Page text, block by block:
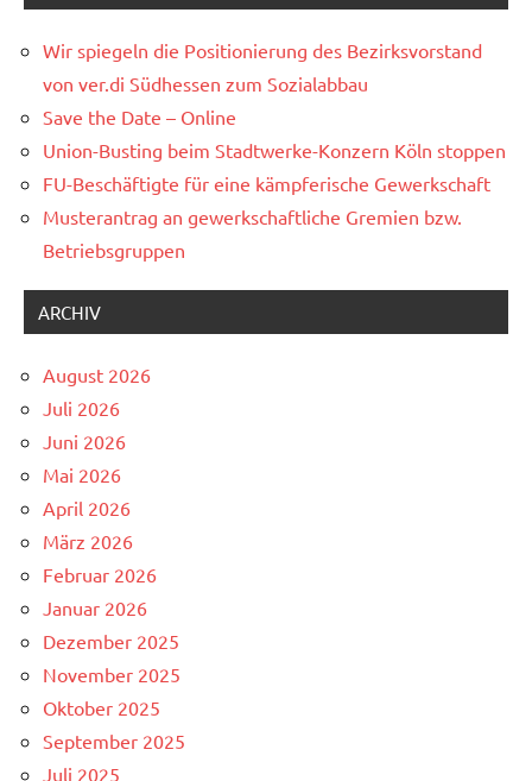
Wir spiegeln die Positionierung des Bezirksvorstand
von ver.di Südhessen zum Sozialabbau
Save the Date – Online
Union-Busting beim Stadtwerke-Konzern Köln stoppen
FU-Beschäftigte für eine kämpferische Gewerkschaft
Musterantrag an gewerkschaftliche Gremien bzw.
Betriebsgruppen
ARCHIV
August 2026
Juli 2026
Juni 2026
Mai 2026
April 2026
März 2026
Februar 2026
Januar 2026
Dezember 2025
November 2025
Oktober 2025
September 2025
Juli 2025